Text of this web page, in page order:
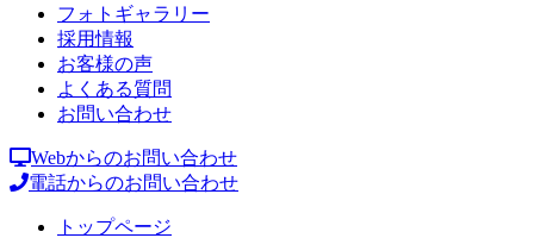
フォトギャラリー
採用情報
お客様の声
よくある質問
お問い合わせ
Webからのお問い合わせ
電話からのお問い合わせ
トップページ